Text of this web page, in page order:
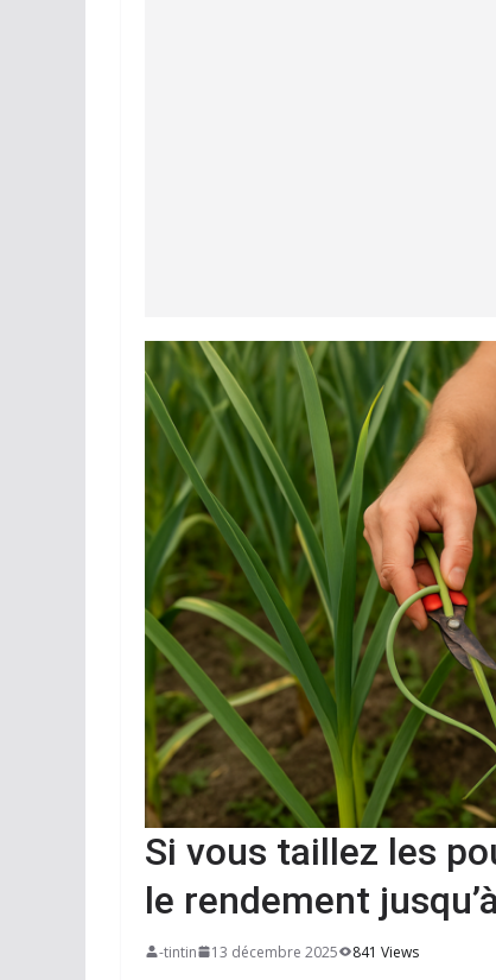
Si vous taillez les
le rendement
-tintin 13 décembre 2025 841 Views